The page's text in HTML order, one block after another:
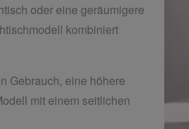
oder eine geräumigere
kombiniert
Gebrauch, eine höhere
mit einem seitlichen